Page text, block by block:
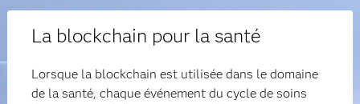
La blockchain pour la santé
Lorsque la blockchain est utilisée dans le domaine
de la santé, chaque événement du cycle de soins